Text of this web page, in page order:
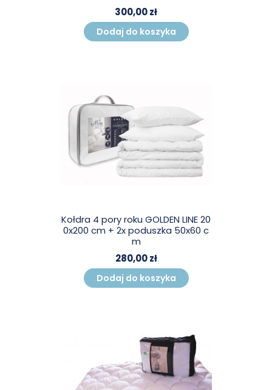
300,00 zł
Dodaj do koszyka
Kołdra 4 pory roku GOLDEN LINE 20
0x200 cm + 2x poduszka 50x60 c
m
280,00 zł
Dodaj do koszyka